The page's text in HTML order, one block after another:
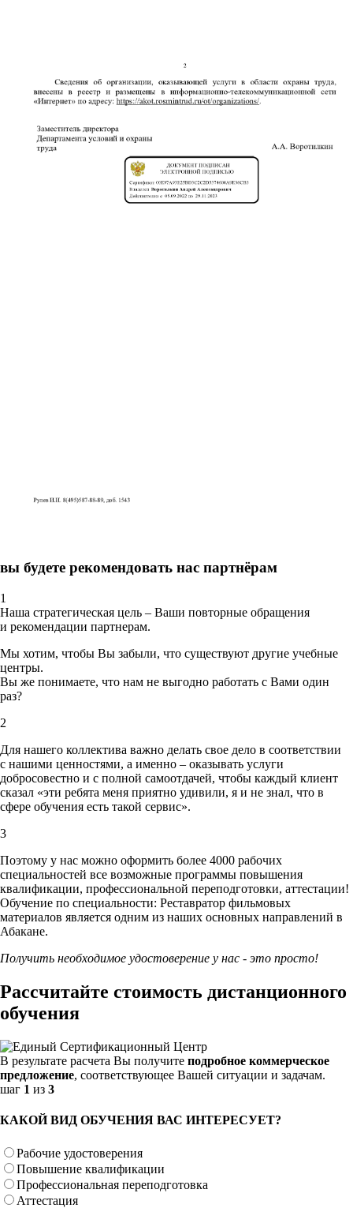
вы будете рекомендовать нас партнёрам
1
Наша стратегическая цель – Ваши повторные обращения
и рекомендации партнерам.
Мы хотим, чтобы Вы забыли, что существуют другие учебные
центры.
Вы же понимаете, что нам не выгодно работать с Вами один
раз?
2
Для нашего коллектива важно делать свое дело в соответствии
с нашими ценностями, а именно – оказывать услуги
добросовестно и с полной самоотдачей, чтобы каждый клиент
сказал «эти ребята меня приятно удивили, я и не знал, что в
сфере обучения есть такой сервис».
3
Поэтому у нас можно оформить более 4000 рабочих
специальностей все возможные программы повышения
квалификации, профессиональной переподготовки, аттестации!
Обучение по специальности: Реставратор фильмовых
материалов является одним из наших основных направлений в
Абакане.
Получить необходимое удостоверение у нас - это просто!
Рассчитайте стоимость дистанционного
обучения
В результате расчета Вы получите подробное коммерческое
предложение, соответствующее Вашей ситуации и задачам.
шаг 1 из 3
КАКОЙ ВИД ОБУЧЕНИЯ ВАС ИНТЕРЕСУЕТ?
Рабочие удостоверения
Повышение квалификации
Профессиональная переподготовка
Аттестация